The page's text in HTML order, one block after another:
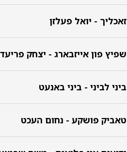
זאכליך - יואל פעלזן
שפיץ פון אייזבארג - יצחק פריעד
ביני לביני - ביני באנעט
טאביק פושקע - נחום העכט